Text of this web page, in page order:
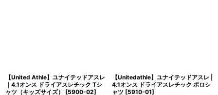
【United Athle】ユナイテッドアスレ
｜4.1オンス ドライアスレチック Tシ
ャツ（キッズサイズ）
[5900-02]
【Unitedathle】ユナイテッドアスレ |
4.1オンス ドライアスレチック ポロシ
ャツ [5910-01]